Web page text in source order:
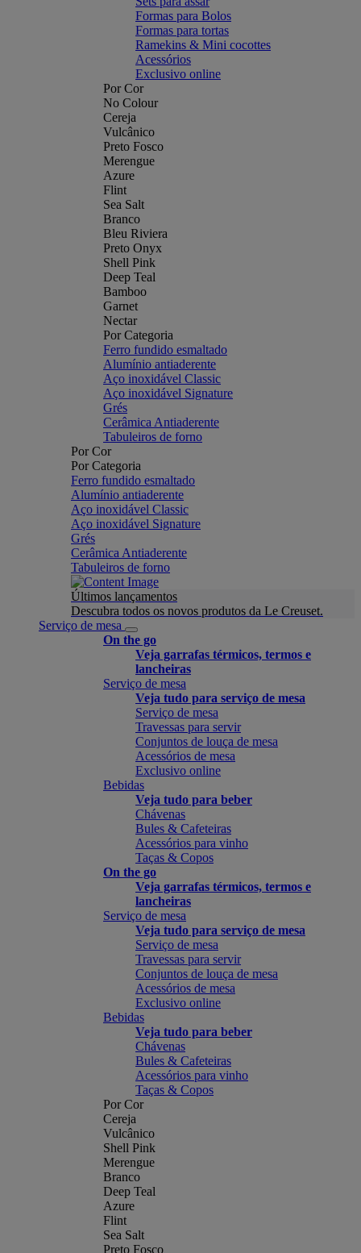
Formas para Bolos
Formas para tortas
Ramekins & Mini cocottes
Acessórios
Exclusivo online
Por Cor
No Colour
Cereja
Vulcânico
Preto Fosco
Merengue
Azure
Flint
Sea Salt
Branco
Bleu Riviera
Preto Onyx
Shell Pink
Deep Teal
Bamboo
Garnet
Nectar
Por Categoria
Ferro fundido esmaltado
Alumínio antiaderente
Aço inoxidável Classic
Aço inoxidável Signature
Grés
Cerâmica Antiaderente
Tabuleiros de forno
Por Cor
Por Categoria
Ferro fundido esmaltado
Alumínio antiaderente
Aço inoxidável Classic
Aço inoxidável Signature
Grés
Cerâmica Antiaderente
Tabuleiros de forno
Últimos lançamentos
Descubra todos os novos produtos da Le Creuset.
Serviço de mesa
On the go
Veja garrafas térmicos, termos e
lancheiras
Serviço de mesa
Veja tudo para serviço de mesa
Serviço de mesa
Travessas para servir
Conjuntos de louça de mesa
Acessórios de mesa
Exclusivo online
Bebidas
Veja tudo para beber
Chávenas
Bules & Cafeteiras
Acessórios para vinho
Taças & Copos
On the go
Veja garrafas térmicos, termos e
lancheiras
Serviço de mesa
Veja tudo para serviço de mesa
Serviço de mesa
Travessas para servir
Conjuntos de louça de mesa
Acessórios de mesa
Exclusivo online
Bebidas
Veja tudo para beber
Chávenas
Bules & Cafeteiras
Acessórios para vinho
Taças & Copos
Por Cor
Cereja
Vulcânico
Shell Pink
Merengue
Branco
Deep Teal
Azure
Flint
Sea Salt
Preto Fosco